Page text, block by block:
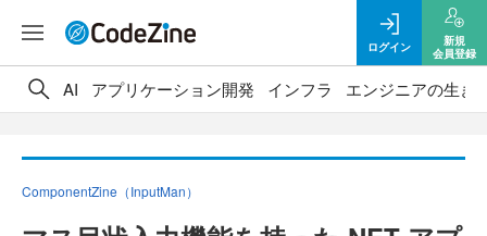
ログイン
新規
会員登録
AI アプリケーション開発 インフラ エンジニアの生き
ComponentZine（InputMan）